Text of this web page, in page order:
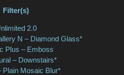
Filter(s)
2.0
N – Diamond Glass*
Plus – Emboss
– Downstairs*
Plain Mosaic Blur*